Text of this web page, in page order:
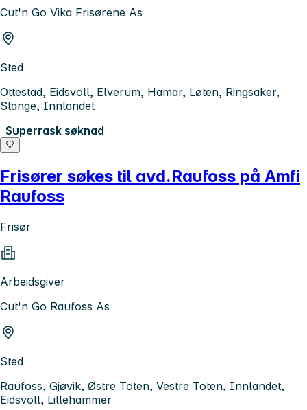
Cut'n Go Vika Frisørene As
Sted
Ottestad, Eidsvoll, Elverum, Hamar, Løten, Ringsaker,
Stange, Innlandet
Superrask søknad
Frisører søkes til avd.Raufoss på Amfi
Raufoss
Frisør
Arbeidsgiver
Cut'n Go Raufoss As
Sted
Raufoss, Gjøvik, Østre Toten, Vestre Toten, Innlandet,
Eidsvoll, Lillehammer